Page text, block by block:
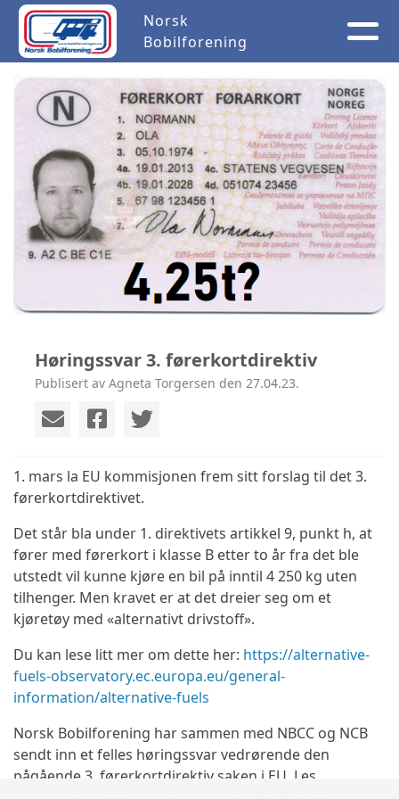
Norsk
Bobilforening
Høringssvar 3. førerkortdirektiv
Publisert av Agneta Torgersen den 27.04.23.
1. mars la EU kommisjonen frem sitt forslag til det 3.
førerkortdirektivet.
Det står bla under 1. direktivets artikkel 9, punkt h, at
fører med førerkort i klasse B etter to år fra det ble
utstedt vil kunne kjøre en bil på inntil 4 250 kg uten
tilhenger. Men kravet er at det dreier seg om et
kjøretøy med «alternativt drivstoff».
Du kan lese litt mer om dette her: https://alternative-
fuels-observatory.ec.europa.eu/general-
information/alternative-fuels
Norsk Bobilforening har sammen med NBCC og NCB
sendt inn et felles høringssvar vedrørende den
pågående 3. førerkortdirektiv saken i EU. Les